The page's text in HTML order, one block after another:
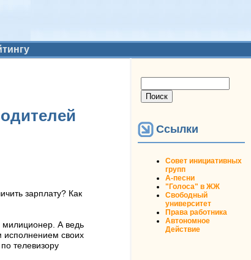
зарплату? Как
милиционер. А ведь
исполнением своих
телевизору
Ссылки
Совет инициативных
групп
А-песни
"Голоса" в ЖЖ
Свободный
университет
Права работника
Автономное
Действие